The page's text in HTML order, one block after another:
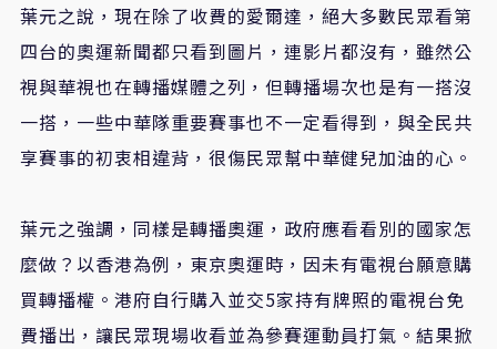
葉元之說，現在除了收費的愛爾達，絕大多數民眾看第
四台的奧運新聞都只看到圖片，連影片都沒有，雖然公
視與華視也在轉播媒體之列，但轉播場次也是有一搭沒
一搭，一些中華隊重要賽事也不一定看得到，與全民共
享賽事的初衷相違背，很傷民眾幫中華健兒加油的心。
葉元之強調，同樣是轉播奧運，政府應看看別的國家怎
麼做？以香港為例，東京奧運時，因未有電視台願意購
買轉播權。港府自行購入並交5家持有牌照的電視台免
費播出，讓民眾現場收看並為參賽運動員打氣。結果掀